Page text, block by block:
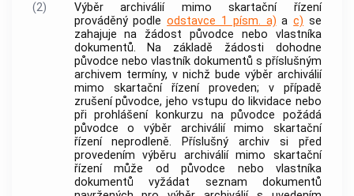
(2) Výběr archiváliímimo skartační řízení
prováděný podleodstavce 1 písm. a) ac) se
zahajuje na žádostpůvodce nebo vlastníka
dokumentů. Na základě žádosti dohodne
původce nebo vlastník dokumentů s příslušným
archivem termíny, v nichž bude výběr archiválií
mimo skartační řízení proveden; v případě
zrušenípůvodce, jeho vstupu do likvidace nebo
při prohlášení konkurzu napůvodce požádá
původce o výběr archiváliímimo skartační
řízení neprodleně. Příslušnýarchiv si před
provedenímvýběru archiváliímimo skartační
řízení může od původce nebo vlastníka
dokumentů vyžádat seznam dokumentů